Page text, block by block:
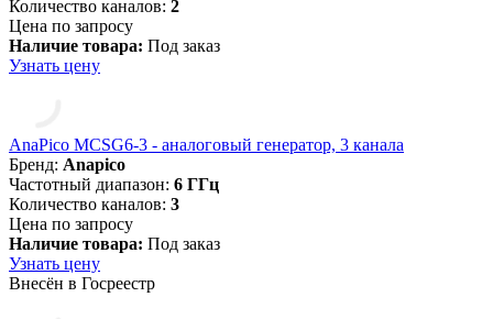
Количество каналов: 2
Цена по запросу
Наличие товара: Под заказ
Узнать цену
AnaPico MCSG6-3 - аналоговый генератор, 3 канала
Бренд: Anapico
Частотный диапазон: 6 ГГц
Количество каналов: 3
Цена по запросу
Наличие товара: Под заказ
Узнать цену
Внесён в Госреестр